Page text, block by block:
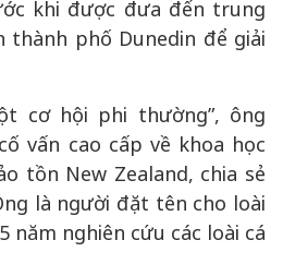
khi được đưa đến trung
thành phố Dunedin để giải
cơ hội phi thường”, ông
vấn cao cấp về khoa học
tồn New Zealand, chia sẻ
là người đặt tên cho loài
năm nghiên cứu các loài cá